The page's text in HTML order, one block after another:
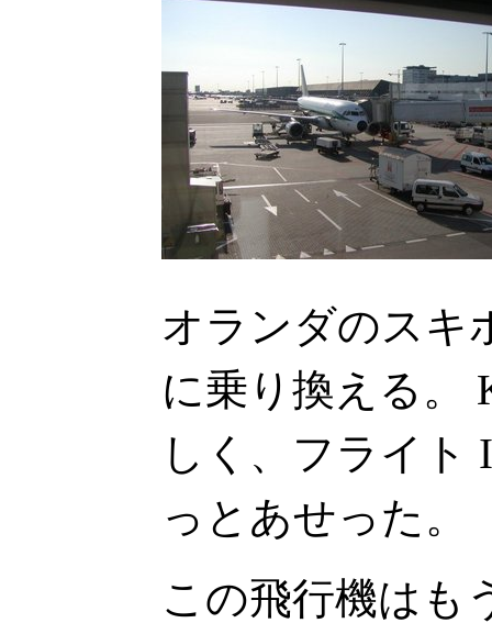
オランダのスキ
に乗り換える。
しく、フライト
っとあせった。
この飛行機はも